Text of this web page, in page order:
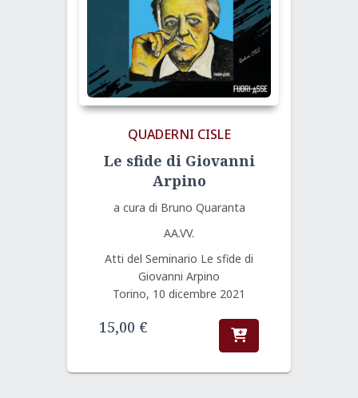
QUADERNI CISLE
Le sfide di Giovanni
Arpino
a cura di Bruno Quaranta
AA.VV.
Atti del Seminario Le sfide di
Giovanni Arpino
Torino, 10 dicembre 2021
15,00 €